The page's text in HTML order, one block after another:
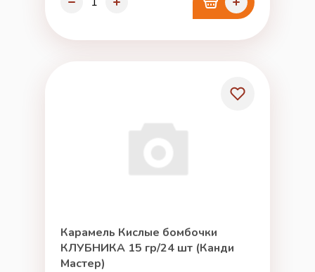
Карамель Кислые бомбочки
КЛУБНИКА 15 гр/24 шт (Канди
Мастер)